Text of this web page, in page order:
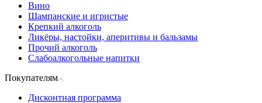
Вино
Шампанские и игристые
Крепкий алкоголь
Ликёры, настойки, аперитивы и бальзамы
Прочий алкоголь
Слабоалкогольные напитки
Покупателям
Дисконтная программа